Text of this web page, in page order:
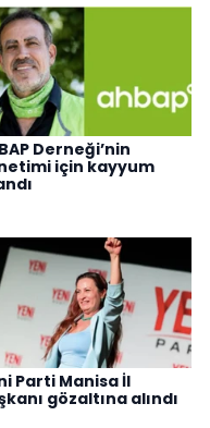
Derneği’nin
için kayyum
Parti Manisa İl
gözaltına alındı